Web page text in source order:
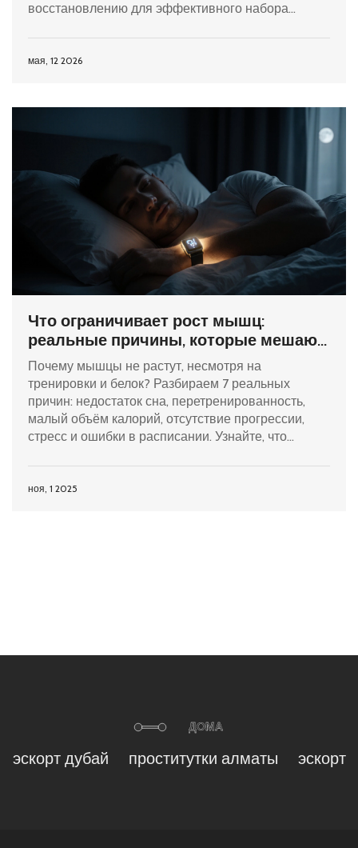
восстановлению для эффективного набора
мая, 12 2026
Что ограничивает рост мышц:
реальные причины, которые мешают
набрать массу
Почему мышцы не растут, несмотря на
тренировки и белок? Разбираем 7 реальных
причин: недостаток сна, перетренированность,
малый объём калорий, отсутствие прогрессии,
стресс и ошибки в расписании. Узнайте, что
ноя, 1 2025
эскорт дубай проститутки алматы эскорт